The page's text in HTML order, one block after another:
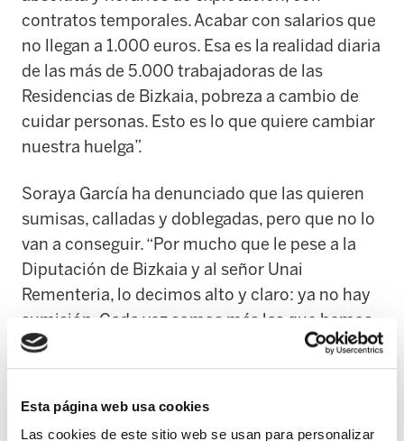
Esta página web usa cookies
Las cookies de este sitio web se usan para personalizar
contratos temporales. Acabar con salarios que
no llegan a 1.000 euros. Esa es la realidad diaria
de las más de 5.000 trabajadoras de las
Residencias de Bizkaia, pobreza a cambio de
cuidar personas. Esto es lo que quiere cambiar
nuestra huelga”.
Soraya García ha denunciado que las quieren
sumisas, calladas y doblegadas, pero que no lo
van a conseguir. “Por mucho que le pese a la
Diputación de Bizkaia y al señor Unai
Rementeria, lo decimos alto y claro: ya no hay
sumisión. Cada vez somos más las que hemos
roto el silencio, cada vez somos más las que
estamos en la calle. Vamos a ir hasta el final,
hasta lograr de una vez por todas que se